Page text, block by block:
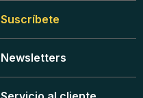
Suscríbete
Newsletters